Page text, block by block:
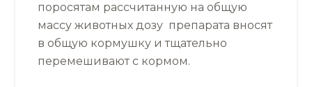
поросятам рассчитанную на общую
массу животных дозу препарата вносят
в общую кормушку и тщательно
перемешивают с кормом.